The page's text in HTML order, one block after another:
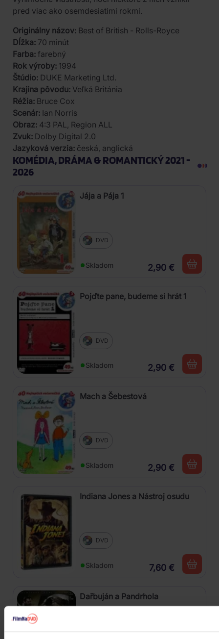
pred viac ako osemdesiatimi rokmi.
Originálny názov: Best of British - Rolls-Royce
Dĺžka: 70 minút
Farba: farebný
Rok výroby: 1994
Štúdio: DUKE Marketing Ltd.
Krajina pôvodu: Veľká Británia
Réžia: Bruce Cox
Scenár: Ian Norris
Obraz: 4:3 PAL, Region ALL
Zvuk: Dolby Digital 2.0
Jazyková verzia: česká, anglická
KOMÉDIA, DRÁMA & ROMANTICKÝ 2021 -
2026
Jája a Pája 1
DVD
Skladom 2,90 €
Pojďte pane, budeme si hrát 1
DVD
Skladom 2,90 €
Mach a Šebestová
DVD
Skladom 2,90 €
Indiana Jones a Nástroj osudu
DVD
Skladom 7,60 €
Dařbuján a Pandrhola